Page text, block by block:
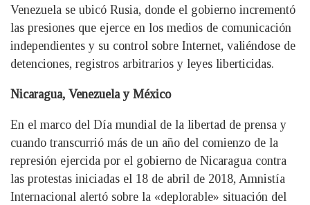
Venezuela se ubicó Rusia, donde el gobierno incrementó
las presiones que ejerce en los medios de comunicación
independientes y su control sobre Internet, valiéndose de
detenciones, registros arbitrarios y leyes liberticidas.
Nicaragua, Venezuela y México
En el marco del Día mundial de la libertad de prensa y
cuando transcurrió más de un año del comienzo de la
represión ejercida por el gobierno de Nicaragua contra
las protestas iniciadas el 18 de abril de 2018, Amnistía
Internacional alertó sobre la «deplorable» situación del